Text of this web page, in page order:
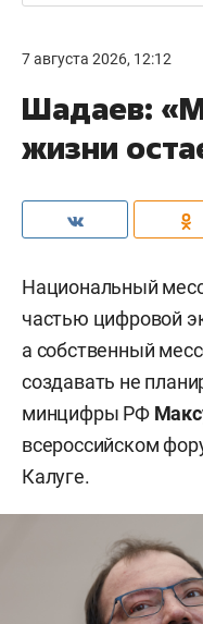
7 августа 2026, 12:12
Шадаев:
жизни
Национальный
частью цифровой
а собственный
создавать не
минцифры РФ
всероссийском
Калуге.